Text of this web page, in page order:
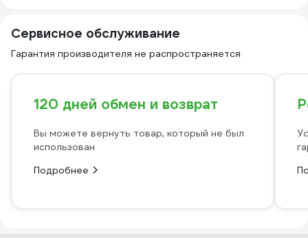
Сервисное обслуживание
Гарантия производителя не распространяется
120 дней обмен и возврат
Вы можете вернуть товар, который не был
использован
Подробнее